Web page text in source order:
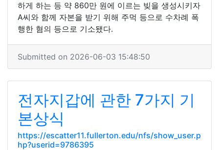
하게 하는 등 약 860만 원에 이르는 빚을 생성시키자
A씨와 함께 자본을 받기 위해 주먹 등으로 수차례 폭
행한 혐의 등으로 기소됐다.
Submitted on 2026-06-03 15:48:50
전자지갑에 관한 7가지 기
본상식
https://escatter11.fullerton.edu/nfs/show_user.p
hp?userid=9786395